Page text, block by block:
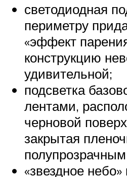
светодиодная
периметру
«эффект
конструкцию
удивительной;
подсветка
лентами,
черновой
закрытая
«звездное небо»